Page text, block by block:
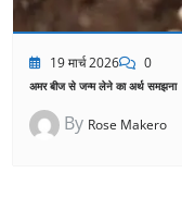
19 मार्च 2026 0
अमर बीज से जन्म लेने का अर्थ समझना
By Rose Makero